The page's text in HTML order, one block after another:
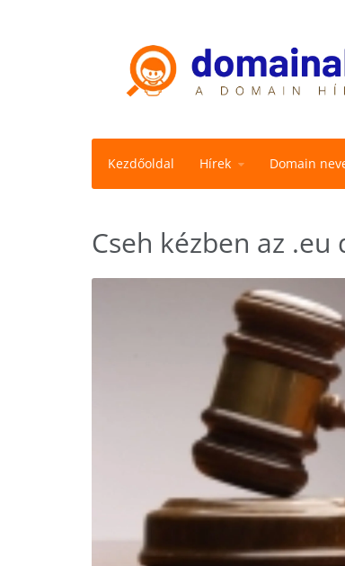
Kezdőoldal Hírek Domain
Cseh kézben az